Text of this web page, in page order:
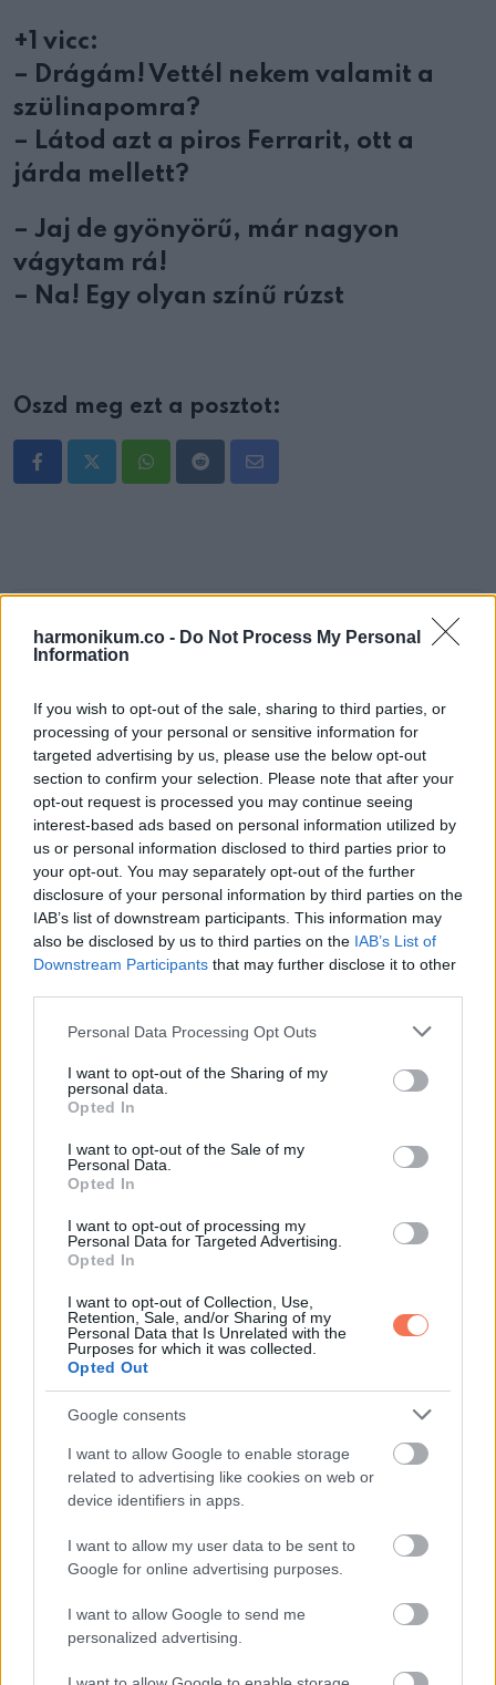
harmonikum.co - Do Not Process My Personal
Information
If you wish to opt-out of the sale, sharing to third parties, or
processing of your personal or sensitive information for
targeted advertising by us, please use the below opt-out
section to confirm your selection. Please note that after your
opt-out request is processed you may continue seeing
interest-based ads based on personal information utilized by
us or personal information disclosed to third parties prior to
your opt-out. You may separately opt-out of the further
disclosure of your personal information by third parties on the
IAB’s list of downstream participants. This information may
also be disclosed by us to third parties on the IAB’s List of
Downstream Participants that may further disclose it to other
Please note that this website/app uses one or more Google
not limited to your visit or usage behaviour. You may click to
grant or deny consent to Google and its third-party tags to
use your data for below specified purposes in below Google
consent section.
Personal Data Processing Opt Outs
I want to opt-out of the Sharing of my
personal data.
Opted In
I want to opt-out of the Sale of my
Personal Data.
Opted In
I want to opt-out of processing my
Personal Data for Targeted Advertising.
Opted In
I want to opt-out of Collection, Use,
Retention, Sale, and/or Sharing of my
Personal Data that Is Unrelated with the
Purposes for which it was collected.
Opted Out
Google consents
I want to allow Google to enable storage
related to advertising like cookies on web or
device identifiers in apps.
I want to allow my user data to be sent to
Google for online advertising purposes.
I want to allow Google to send me
personalized advertising.
+1 vicc:
– Drágám! Vettél nekem valamit a
szülinapomra?
– Látod azt a piros Ferrarit, ott a
járda mellett?
– Jaj de gyönyörű, már nagyon
vágytam rá!
– Na! Egy olyan színű rúzst
Oszd meg ezt a posztot:
WhatsappRedditShare
ELŐZŐ POSZT
KÖVETKEZŐ POSZT
Kinevettek, amikor megtudták, hogy csak
egy kicsi telekre volt pénzem. Nézzék csak
mit hoztam ki belőle, belülről főként..
További bejegyzések
Igazság